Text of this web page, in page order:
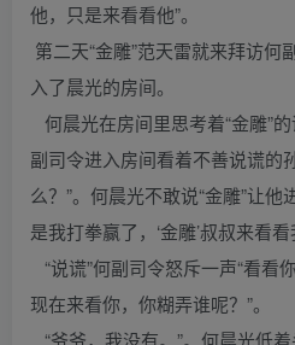
他，只是来看看他”。
第二天“金雕”范天雷就来拜访何
入了晨光的房间。
何晨光在房间里思考着“金雕”
副司令进入房间看着不善说谎的
么？”。何晨光不敢说“金雕”让
是我打拳赢了，‘金雕’叔叔来看
“说谎”何副司令怒斥一声“看看
现在来看你，你糊弄谁呢？”。
“爷爷，我没有。”。何晨光低